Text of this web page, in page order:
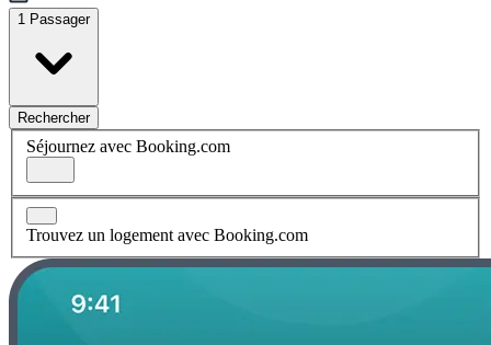
1 Passager
Rechercher
Séjournez avec Booking.com
Trouvez un logement avec Booking.com